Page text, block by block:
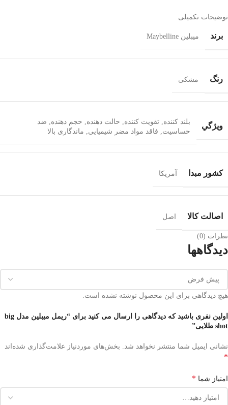
توضیحات تکمیلی
برند میبلین Maybelline
رنگ مشکی
ويژگي بلند کننده تقویت کننده حالت دهنده حجم دهنده
ضد
حساسیت
فاقد مواد مضر شیمیایی ماندگاری بالا
کشور مبدا آمریکا
اصالت کالا اصل
نظرات (0)
دیدگاهها
هیچ دیدگاهی برای این محصول نوشته نشده است.
اولین نفری باشید که دیدگاهی را ارسال می کنید برای “ریمل میبلین مدل big
shot طلایی”
نشانی ایمیل شما منتشر نخواهد شد. بخش‌های موردنیاز علامت‌گذاری شده‌اند
*
امتیاز شما *